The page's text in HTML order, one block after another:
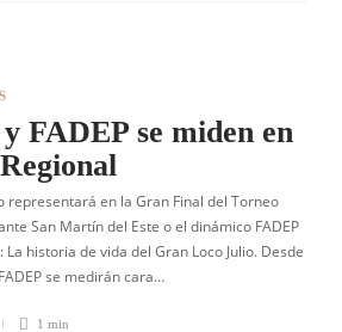
FADEP se miden en
representará en la Gran Final del Torneo
San Martín del Este o el dinámico FADEP
historia de vida del Gran Loco Julio. Desde
se medirán cara…
1 min